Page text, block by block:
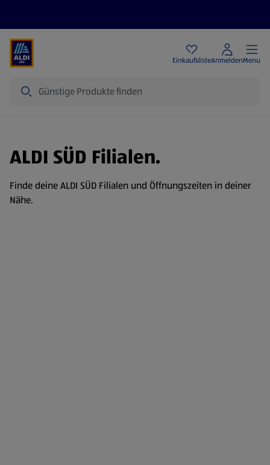
EinkaufslisteAnmeldenMenu
ALDI SÜD Filialen.
Finde deine ALDI SÜD Filialen und Öffnungszeiten in deiner
Nähe.